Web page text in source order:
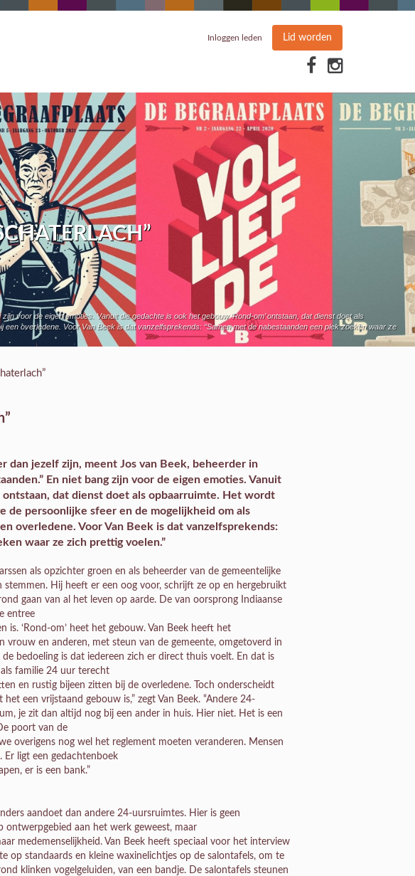
Inloggen leden Lid worden
voor de eigen emoties. Vanuit die gedachte is ook het gebouw ‘Rond-om’ ontstaan, dat dienst doet als
overledene. Voor Van Beek is dat vanzelfsprekends: “Samen met de nabestaanden een plek zoeken waar ze
jezelf zijn, meent Jos van Beek, beheerder in
En niet bang zijn voor de eigen emoties. Vanuit
ontstaan, dat dienst doet als opbaarruimte. Het wordt
de persoonlijke sfeer en de mogelijkheid om als
overledene. Voor Van Beek is dat vanzelfsprekends:
waar ze zich prettig voelen.”
als opzichter groen en als beheerder van de gemeentelijke
Hij heeft er een oog voor, schrijft ze op en hergebruikt
gaan van al het leven op aarde. De van oorsprong Indiaanse
entree
is. ‘Rond-om’ heet het gebouw. Van Beek heeft het
vrouw en anderen, met steun van de gemeente, omgetoverd in
bedoeling is dat iedereen zich er direct thuis voelt. En dat is
familie 24 uur terecht
en rustig bijeen zitten bij de overledene. Toch onderscheidt
een vrijstaand gebouw is,” zegt Van Beek. “Andere 24-
je zit dan altijd nog bij een ander in huis. Hier niet. Het is een
poort van de
overigens nog wel het reglement moeten veranderen. Mensen
Er ligt een gedachtenboek
er is een bank.”
aandoet dan andere 24-uursruimtes. Hier is geen
ontwerpgebied aan het werk geweest, maar
medemenselijkheid. Van Beek heeft speciaal voor het interview
op standaards en kleine waxinelichtjes op de salontafels, om te
klinken vogelgeluiden, van een bandje. De salontafels steunen